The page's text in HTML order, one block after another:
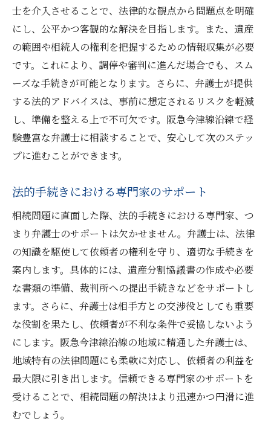
士を介入させることで、法律的な観点から問題点を明確
にし、公平かつ客観的な解決を目指します。また、遺産
の範囲や相続人の権利を把握するための情報収集が必要
です。これにより、調停や審判に進んだ場合でも、スム
ーズな手続きが可能となります。さらに、弁護士が提供
する法的アドバイスは、事前に想定されるリスクを軽減
し、準備を整える上で不可欠です。阪急今津線沿線で経
験豊富な弁護士に相談することで、安心して次のステッ
プに進むことができます。
法的手続きにおける専門家のサポート
相続問題に直面した際、法的手続きにおける専門家、つ
まり弁護士のサポートは欠かせません。弁護士は、法律
の知識を駆使して依頼者の権利を守り、適切な手続きを
案内します。具体的には、遺産分割協議書の作成や必要
な書類の準備、裁判所への提出手続きなどをサポートし
ます。さらに、弁護士は相手方との交渉役としても重要
な役割を果たし、依頼者が不利な条件で妥協しないよう
にします。阪急今津線沿線の地域に精通した弁護士は、
地域特有の法律問題にも柔軟に対応し、依頼者の利益を
最大限に引き出します。信頼できる専門家のサポートを
受けることで、相続問題の解決はより迅速かつ円滑に進
むでしょう。